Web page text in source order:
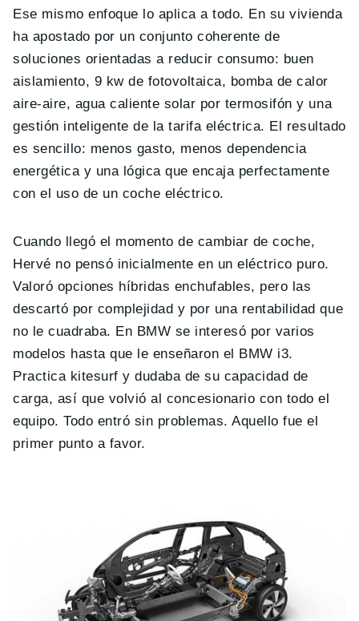
Ese mismo enfoque lo aplica a todo. En su vivienda
ha apostado por un conjunto coherente de
soluciones orientadas a reducir consumo: buen
aislamiento, 9 kw de fotovoltaica, bomba de calor
aire-aire, agua caliente solar por termosifón y una
gestión inteligente de la tarifa eléctrica. El resultado
es sencillo: menos gasto, menos dependencia
energética y una lógica que encaja perfectamente
con el uso de un coche eléctrico.
Cuando llegó el momento de cambiar de coche,
Hervé no pensó inicialmente en un eléctrico puro.
Valoró opciones híbridas enchufables, pero las
descartó por complejidad y por una rentabilidad que
no le cuadraba. En BMW se interesó por varios
modelos hasta que le enseñaron el BMW i3.
Practica kitesurf y dudaba de su capacidad de
carga, así que volvió al concesionario con todo el
equipo. Todo entró sin problemas. Aquello fue el
primer punto a favor.